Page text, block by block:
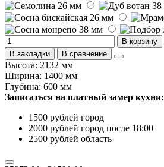
В корзину
В закладки
В сравнение
Высота: 2132 мм
Ширина: 1400 мм
Глубина: 600 мм
Записаться на платный замер кухни:
1500 рублей город
2000 рублей город после 18:00
2500 рублей область